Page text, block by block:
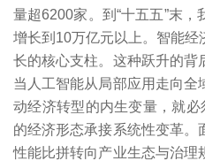
量超6200家。到“十五五”末
增长到10万亿元以上。智能经
长的核心支柱。这种跃升的背
当人工智能从局部应用走向
动经济转型的内生变量，就必
的经济形态承接系统性变革
性能比拼转向产业生态与治理